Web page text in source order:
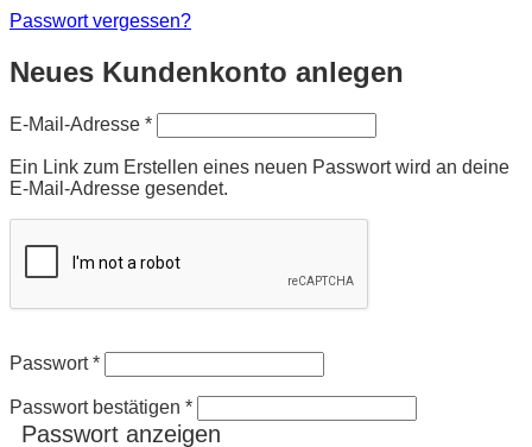
Passwort vergessen?
Neues Kundenkonto anlegen
E-Mail-Adresse *Erforderlich
Ein Link zum Erstellen eines neuen Passwort wird an deine
E-Mail-Adresse gesendet.
Passwort*
Passwort bestätigen *
Passwort anzeigen